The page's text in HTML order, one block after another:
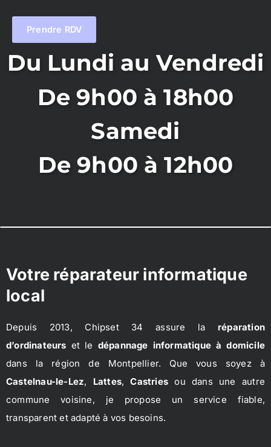
Prendre RDV
Du Lundi au Vendredi
De 9h00 à 18h00
Samedi
De 9h00 à 12h00
Votre réparateur informatique
local
Depuis 2013, Chipset 34 assure la réparation
d’ordinateurs et le dépannage informatique à domicile
dans la région de Montpellier. Que vous soyez à
Castelnau-le-Lez, Lattes,Castries ou dans une autre
commune voisine, je propose un service fiable,
transparent et adapté à vos besoins.